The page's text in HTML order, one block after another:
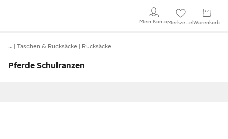
Mein KontoMerkzettel Warenkorb
… Taschen & Rucksäcke Rucksäcke
Pferde Schulranzen